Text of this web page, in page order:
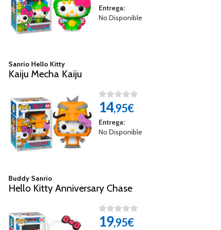
Entrega:
No Disponible
Sanrio Hello Kitty
Kaiju Mecha Kaiju
14,95€
Entrega:
No Disponible
Buddy Sanrio
Hello Kitty Anniversary Chase
19,95€